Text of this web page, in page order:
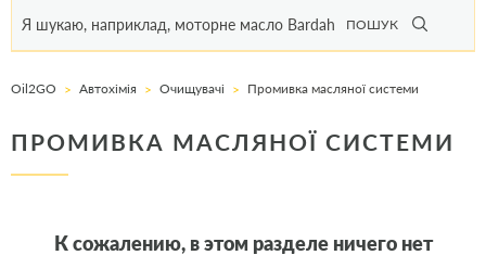
ПОШУК
Oil2GO Автохімія Очищувачі Промивка масляної системи
ПРОМИВКА МАСЛЯНОЇ СИСТЕМИ
К сожалению, в этом разделе ничего нет